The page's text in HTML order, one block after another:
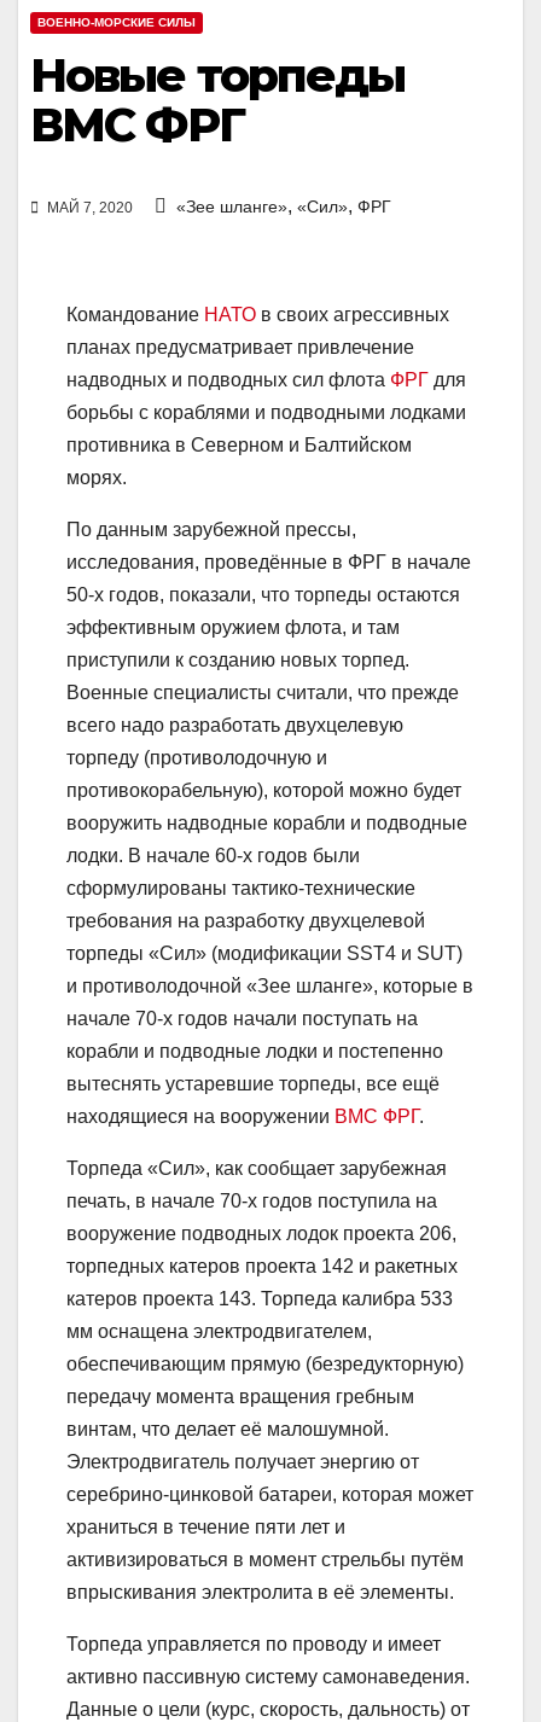
ВОЕННО-МОРСКИЕ СИЛЫ
Новые торпеды
ВМС ФРГ
МАЙ 7, 2020 «Зее шланге», «Сил», ФРГ
Командование НАТО в своих агрессивных
планах предусматривает привлечение
надводных и подводных сил флота ФРГ для
борьбы с кораблями и подводными лодками
противника в Северном и Балтийском
морях.
По данным зарубежной прессы,
исследования, проведённые в ФРГ в начале
50-х годов, показали, что торпеды остаются
эффективным оружием флота, и там
приступили к созданию новых торпед.
Военные специалисты считали, что прежде
всего надо разработать двухцелевую
торпеду (противолодочную и
противокорабельную), которой можно будет
вооружить надводные корабли и подводные
лодки. В начале 60-х годов были
сформулированы тактико-технические
требования на разработку двухцелевой
торпеды «Сил» (модификации SST4 и SUT)
и противолодочной «Зее шланге», которые в
начале 70-х годов начали поступать на
корабли и подводные лодки и постепенно
вытеснять устаревшие торпеды, все ещё
находящиеся на вооружении ВМС ФРГ.
Торпеда «Сил», как сообщает зарубежная
печать, в начале 70-х годов поступила на
вооружение подводных лодок проекта 206,
торпедных катеров проекта 142 и ракетных
катеров проекта 143. Торпеда калибра 533
мм оснащена электродвигателем,
обеспечивающим прямую (безредукторную)
передачу момента вращения гребным
винтам, что делает её малошумной.
Электродвигатель получает энергию от
серебрино-цинковой батареи, которая может
храниться в течение пяти лет и
активизироваться в момент стрельбы путём
впрыскивания электролита в её элементы.
Торпеда управляется по проводу и имеет
активно пассивную систему самонаведения.
Данные о цели (курс, скорость, дальность) от